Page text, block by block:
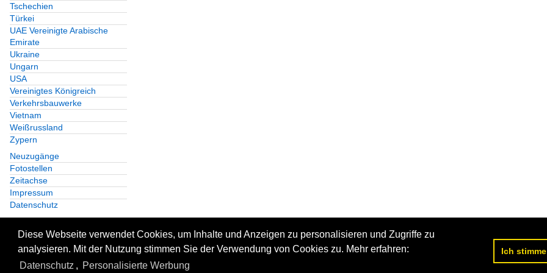
Tschechien
Türkei
UAE Vereinigte Arabische
Emirate
Ukraine
Ungarn
USA
Vereinigtes Königreich
Verkehrsbauwerke
Vietnam
Weißrussland
Zypern
Neuzugänge
Fotostellen
Zeitachse
Impressum
Datenschutz
Datenschutzerklärung
Diese Webseite verwendet Cookies, um Inhalte und Anzeigen zu personalisieren und Zugriffe zu
analysieren. Mit der Nutzung stimmen Sie der Verwendung von Cookies zu. Mehr erfahren:
Datenschutz , Personalisierte Werbung
Ich